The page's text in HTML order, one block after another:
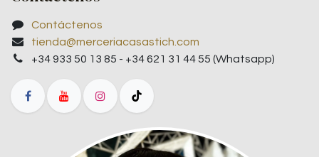
Contáctenos
tienda@merceriacasastich.com
+34 933 50 13 85 - +34 621 31 44 55 (Whatsapp)